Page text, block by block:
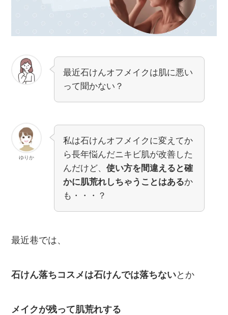
最近石けんオフメイクは肌に悪い
って聞かない？
ゆりか
私は石けんオフメイクに変えてか
ら長年悩んだニキビ肌が改善した
んだけど、使い方を間違えると確
かに肌荒れしちゃうことはあるか
も・・・？
最近巷では、
石けん落ちコスメは石けんでは落ちないとか
メイクが残って肌荒れする